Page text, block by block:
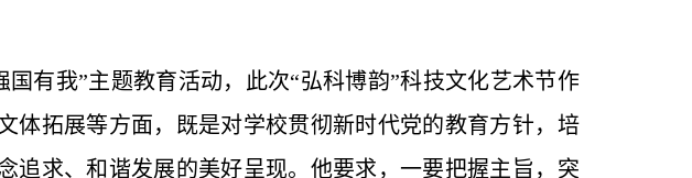
有我”主题教育活动，此次“弘科博韵”科技文化艺术节作
体拓展等方面，既是对学校贯彻新时代党的教育方针，培
追求、和谐发展的美好呈现。他要求，一要把握主旨，突